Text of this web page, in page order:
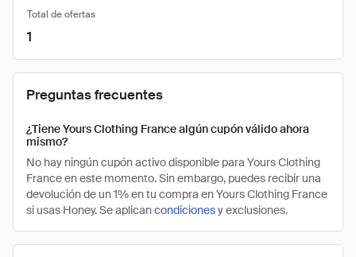
Total de ofertas
1
Preguntas frecuentes
¿Tiene Yours Clothing France algún cupón válido ahora
mismo?
No hay ningún cupón activo disponible para Yours Clothing
France en este momento. Sin embargo, puedes recibir una
devolución de un 1% en tu compra en Yours Clothing France
si usas Honey. Se aplicancondicionesy exclusiones.